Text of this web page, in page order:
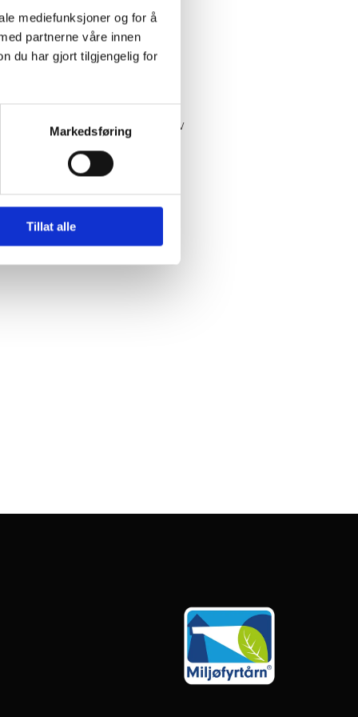
mediefunksjoner og for å
partnerne våre innen
du har gjort tilgjengelig for
Markedsføring
Tillat alle
Blokk
som knytter de ulike delene av